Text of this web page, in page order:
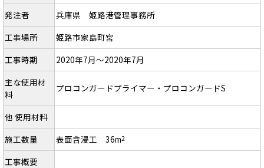
発注者
兵庫県 姫路港管理事務所
工事場所
姫路市家島町宮
工事時期
2020年7月～2020年7月
主な使用材
料
プロコンガードプライマー・プロコンガードS
他 使用材料
施工数量
表面含浸工 36m2
工事概要